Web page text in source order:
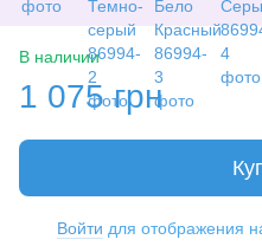
В наличии
1 075 грн
Войти для отображения